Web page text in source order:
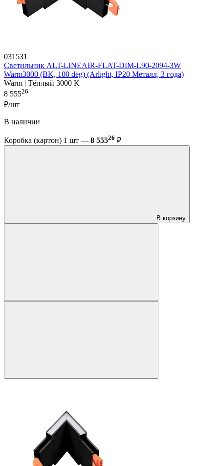
031531
Светильник ALT-LINEAIR-FLAT-DIM-L90-2094-3W
Warm3000 (BK, 100 deg) (Arlight, IP20 Металл, 3 года)
Warm | Тёплый 3000 K
8 55526
₽/шт
В наличии
Коробка (картон) 1 шт — 8 55526 ₽
В корзину